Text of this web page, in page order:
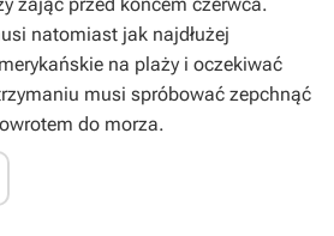
natomiast jak najdłużej
na plaży i oczekiwać
musi spróbować zepchnąć
do morza.